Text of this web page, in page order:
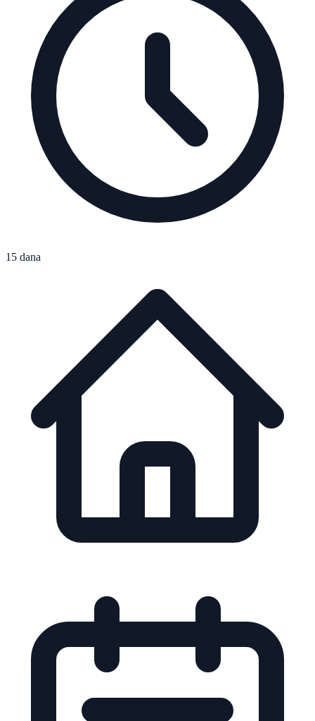
15 dana